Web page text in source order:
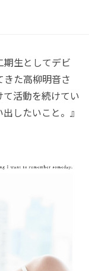
生としてデビ
た高柳明音さ
活動を続けてい
したいこと。』